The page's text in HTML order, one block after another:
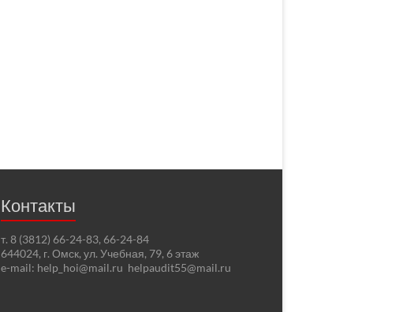
Контакты
т. 8 (3812) 66-24-83, 66-24-84
644024, г. Омск, ул. Учебная, 79, 6 этаж
e-mail: help_hoi@mail.ru helpaudit55@mail.ru